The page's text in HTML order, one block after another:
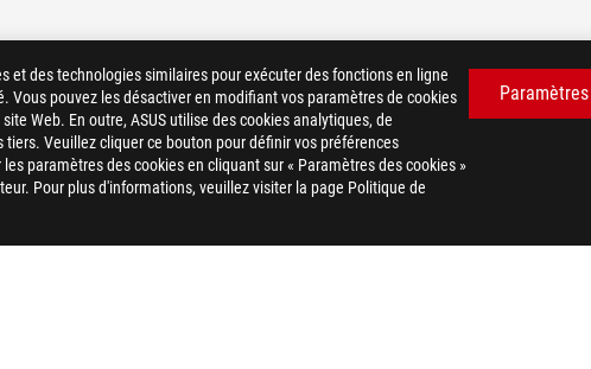
et des technologies similaires pour exécuter des fonctions en ligne
pouvez les désactiver en modifiant vos paramètres de cookies
Web. En outre, ASUS utilise des cookies analytiques, de
Veuillez cliquer ce bouton pour définir vos préférences
paramètres des cookies en cliquant sur « Paramètres des cookies »
Pour plus d'informations, veuillez visiter la page Politique de